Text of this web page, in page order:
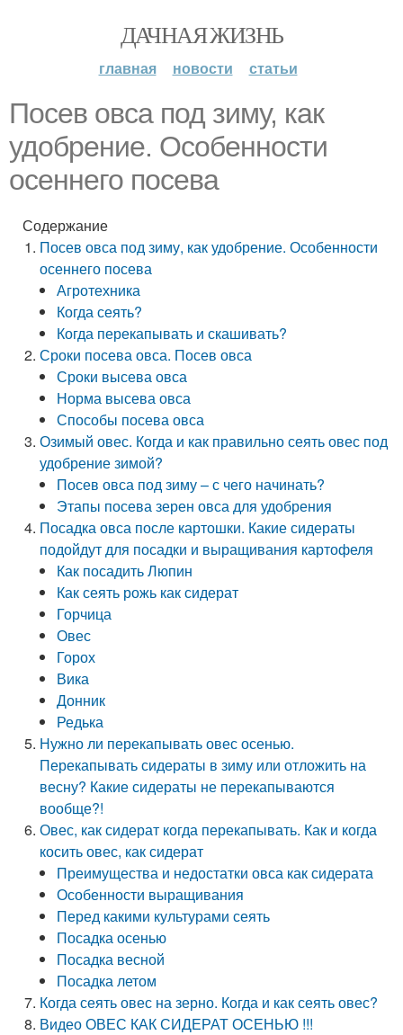
ДАЧНАЯ ЖИЗНЬ
главная новости статьи
Посев овса под зиму, как
удобрение. Особенности
осеннего посева
Содержание
Посев овса под зиму, как удобрение. Особенности
осеннего посева
Агротехника
Когда сеять?
Когда перекапывать и скашивать?
Сроки посева овса. Посев овса
Сроки высева овса
Норма высева овса
Способы посева овса
Озимый овес. Когда и как правильно сеять овес под
удобрение зимой?
Посев овса под зиму – с чего начинать?
Этапы посева зерен овса для удобрения
Посадка овса после картошки. Какие сидераты
подойдут для посадки и выращивания картофеля
Как посадить Люпин
Как сеять рожь как сидерат
Горчица
Овес
Горох
Вика
Донник
Редька
Нужно ли перекапывать овес осенью.
Перекапывать сидераты в зиму или отложить на
весну? Какие сидераты не перекапываются
вообще?!
Овес, как сидерат когда перекапывать. Как и когда
косить овес, как сидерат
Преимущества и недостатки овса как сидерата
Особенности выращивания
Перед какими культурами сеять
Посадка осенью
Посадка весной
Посадка летом
Когда сеять овес на зерно. Когда и как сеять овес?
Видео ОВЕС КАК СИДЕРАТ ОСЕНЬЮ !!!